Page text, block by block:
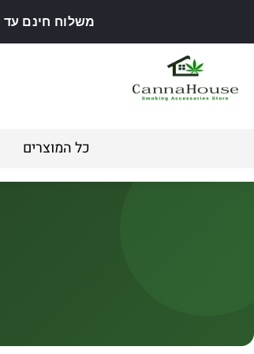
משלוח חינם עד
כל המוצרים